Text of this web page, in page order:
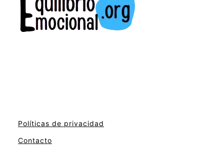
Políticas de privacidad
Contacto